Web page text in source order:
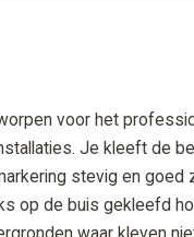
voor het
Je kleeft de
stevig en goed
op de buis gekleefd